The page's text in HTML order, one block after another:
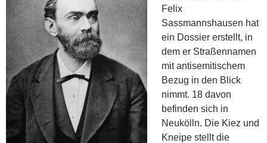
Felix
Sassmannshausen hat
ein Dossier erstellt, in
dem er Straßennamen
mit antisemitischem
Bezug in den Blick
nimmt. 18 davon
befinden sich in
Neukölln. Die Kiez und
Kneipe stellt die